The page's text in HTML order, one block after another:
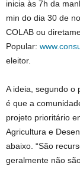
inicia às 7h da
min do dia 30 de
COLAB ou
Popular:
eleitor.
A ideia, segundo o
é que a
projeto prioritário
Agricultura e
abaixo. “São
geralmente não